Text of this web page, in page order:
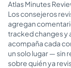
Atlas Minutes
Los consejeros
agregan
tracked changes y
acompaña cada
un solo lugar — sin
sobre quién ya